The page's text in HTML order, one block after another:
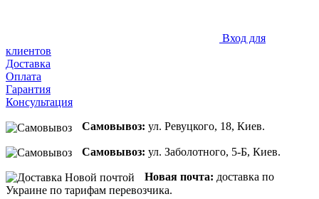
Вход для
клиентов
Доставка
Оплата
Гарантия
Консультация
Самовывоз: ул. Ревуцкого, 18, Киев.
Самовывоз: ул. Заболотного, 5-Б, Киев.
Новая почта: доставка по
Украине по тарифам перевозчика.